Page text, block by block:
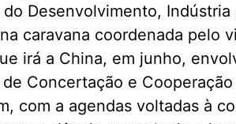
Desenvolvimento,
caravana coordenada pelo
irá a China, em junho,
Concertação e
com a agendas voltadas à